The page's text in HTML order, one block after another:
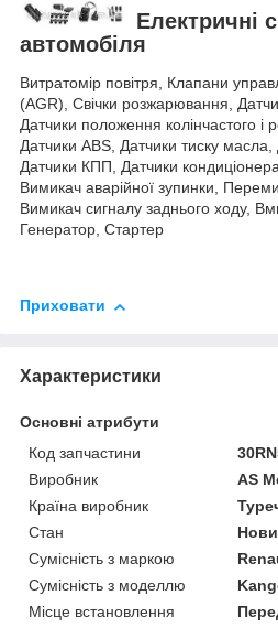
Електричні
автомобіля
Витратомір повітря, Клапани
(AGR), Свічки розжарювання,
Датчики положення колінчастого і
Датчики ABS, Датчики тиску
Датчики КПП, Датчики
Вимикач аварійної зупинки,
Вимикач сигналу заднього ходу,
Генератор, Стартер
Приховати
Характеристики
Основні атрибути
Код запчастини
Виробник
AS
Країна виробник
Стан
Сумісність з маркою
Сумісність з моделлю
Місце встановлення